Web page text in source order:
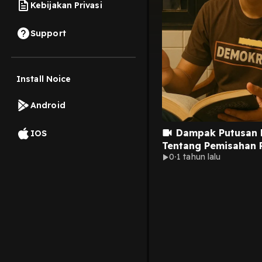
Kebijakan Privasi
Support
Install Noice
Android
IOS
Dampak Putusan
Tentang Pemisahan
Nasional dan Daerah
0 1 tahun lalu